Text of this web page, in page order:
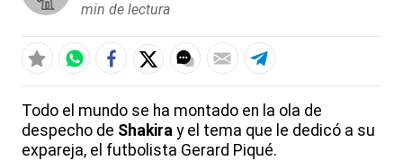
min de lectura
Todo el mundo se ha montado en la ola de
despecho de Shakira y el tema que le dedicó a su
expareja, el futbolista Gerard Piqué.